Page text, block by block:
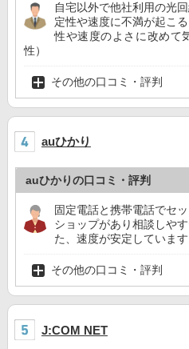
自宅以外で他社利用の光
定性や速度に不満が起こ
性や速度のよさに改めて
性）
その他の口コミ・評判
auひかり
auひかりの口コミ・評判
固定電話と携帯電話でセ
ショップがあり相談しや
た、速度が安定していま
その他の口コミ・評判
J:COM NET